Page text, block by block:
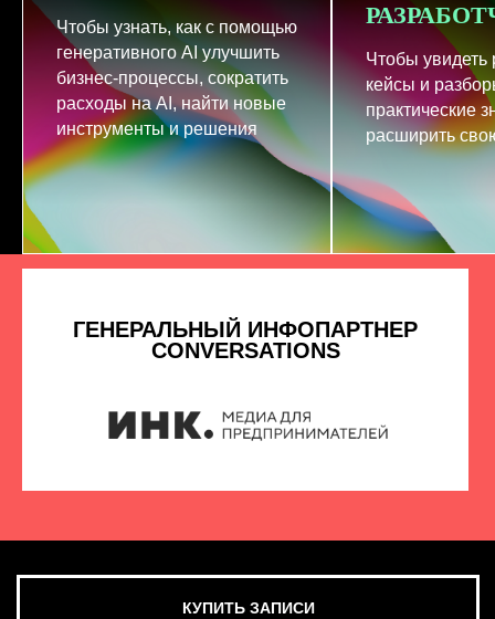
Чтобы узнать, как с помощью
генеративного AI улучшить
бизнес-процессы, сократить
расходы на AI, найти новые
инструменты и решения
Чтобы увидеть
кейсы и
практические
расширить